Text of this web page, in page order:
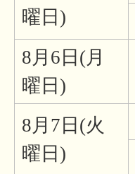
曜日)
8月6日(月
曜日)
8月7日(火
曜日)